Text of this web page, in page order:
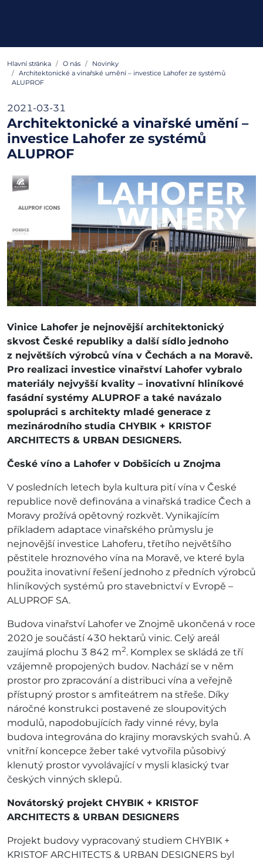
Hlavní stránka O nás
Novinky
Architektonické a vinařské umění – investice Lahofer ze systémů
ALUPROF
2021-03-31
Architektonické a vinařské umění –
investice Lahofer ze systémů
ALUPROF
Vinice Lahofer je nejnovější architektonický
skvost České republiky a další sídlo jednoho
z největších výrobců vína v Čechách a na Moravě.
Pro realizaci investice vinařství Lahofer vybralo
materiály nejvyšší kvality – inovativní hliníkové
fasádní systémy ALUPROF a také navázalo
spolupráci s architekty mladé generace z
mezinárodního studia CHYBIK + KRISTOF
ARCHITECTS & URBAN DESIGNERS.
České víno a Lahofer v Dobšicích u Znojma
V posledních letech byla kultura pití vína v České
republice nově definována a vinařská tradice Čech a
Moravy prožívá opětovný rozkvět. Vynikajícím
příkladem adaptace vinařského průmyslu je
nejnovější investice Lahoferu, třetího největšího
pěstitele hroznového vína na Moravě, ve které byla
použita inovativní řešení jednoho z předních výrobců
hliníkových systémů pro stavebnictví v Evropě –
ALUPROF SA.
Budova vinařství Lahofer ve Znojmě ukončená v roce
2020 je součástí 430 hektarů vinic. Celý areál
zaujímá plochu 3 842 m2. Komplex se skládá ze tří
vzájemně propojených budov. Nachází se v něm
prostor pro zpracování a distribuci vína a veřejně
přístupný prostor s amfiteátrem na střeše. Díky
náročné konstrukci postavené ze sloupovitých
modulů, napodobujících řady vinné révy, byla
budova integrována do krajiny moravských svahů. A
vnitřní koncepce žeber také vytvořila působivý
klenutý prostor vyvolávající v mysli klasický tvar
českých vinných sklepů.
Novátorský projekt CHYBIK + KRISTOF
ARCHITECTS & URBAN DESIGNERS
Projekt budovy vypracovaný studiem CHYBIK +
KRISTOF ARCHITECTS & URBAN DESIGNERS byl